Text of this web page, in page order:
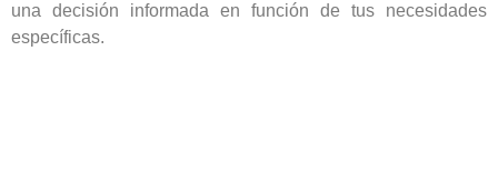
una decisión informada en función de tus necesidades
específicas.